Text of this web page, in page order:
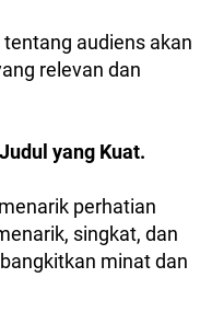
audiens akan
relevan dan
yang Kuat.
perhatian
singkat, dan
minat dan